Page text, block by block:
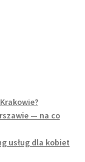
— na co
usług dla kobiet